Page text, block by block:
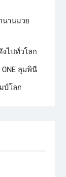
นานมวย
ไปทั่วโลก
ลุมพินี
ป์โลก